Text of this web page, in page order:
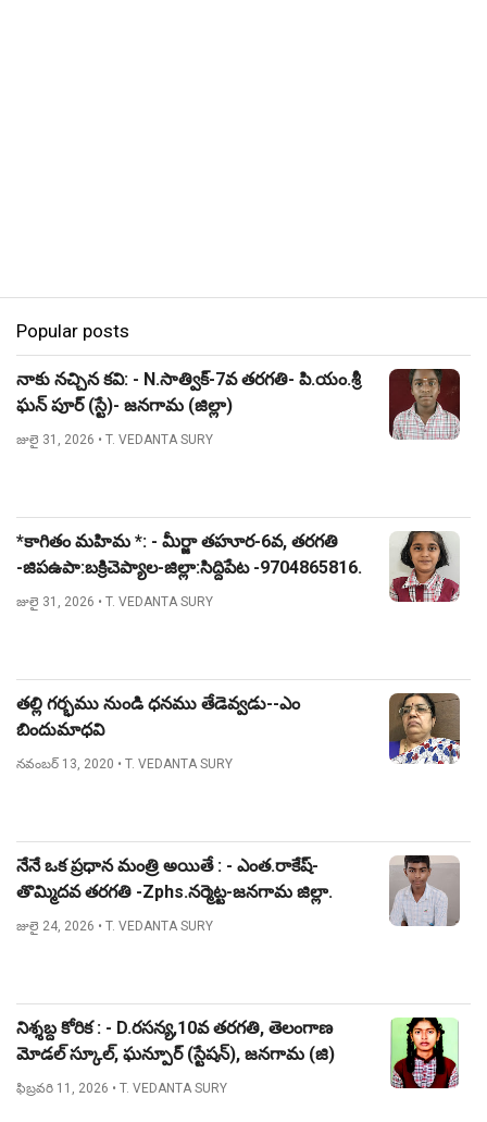
Popular posts
నాకు నచ్చిన కవి: - N.సాత్విక్-7వ తరగతి- పి.యం.శ్రీ
ఘన్ పూర్ (స్టే)- జనగామ (జిల్లా)
జులై 31, 2026 • T. VEDANTA SURY
*కాగితం మహిమ *: - మీర్జా తహూర-6వ, తరగతి
-జిపఉపా:బక్రిచెప్యాల-జిల్లా:సిద్దిపేట -9704865816.
జులై 31, 2026 • T. VEDANTA SURY
తల్లి గర్భము నుండి ధనము తేడెవ్వడు--ఎం
బిందుమాధవి
నవంబర్ 13, 2020 • T. VEDANTA SURY
నేనే ఒక ప్రధాన మంత్రి అయితే : - ఎంత.రాకేష్-
తొమ్మిదవ తరగతి -Zphs.నర్మెట్ట-జనగామ జిల్లా.
జులై 24, 2026 • T. VEDANTA SURY
నిశ్శబ్ద కోరిక : - D.రసన్య,10వ తరగతి, తెలంగాణ
మోడల్ స్కూల్, ఘన్పూర్ (స్టేషన్), జనగామ (జి)
ఫిబ్రవరి 11, 2026 • T. VEDANTA SURY